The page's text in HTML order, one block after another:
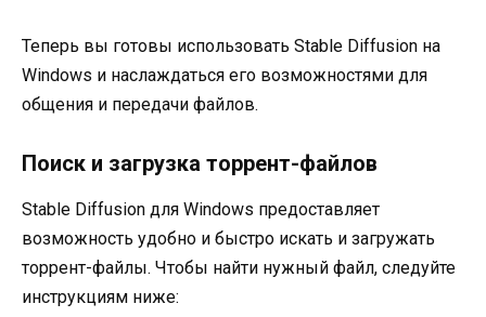
Теперь вы готовы использовать Stable Diffusion на
Windows и наслаждаться его возможностями для
общения и передачи файлов.
Поиск и загрузка торрент-файлов
Stable Diffusion для Windows предоставляет
возможность удобно и быстро искать и загружать
торрент-файлы. Чтобы найти нужный файл, следуйте
инструкциям ниже: